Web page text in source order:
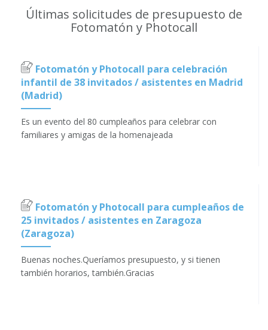
Últimas solicitudes de presupuesto de
Fotomatón y Photocall
Fotomatón y Photocall para celebración
infantil de 38 invitados / asistentes en Madrid
(Madrid)
Es un evento del 80 cumpleaños para celebrar con
familiares y amigas de la homenajeada
Fotomatón y Photocall para cumpleaños de
25 invitados / asistentes en Zaragoza
(Zaragoza)
Buenas noches.Queríamos presupuesto, y si tienen
también horarios, también.Gracias